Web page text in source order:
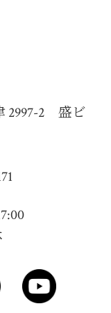
2997-2 盛ビ